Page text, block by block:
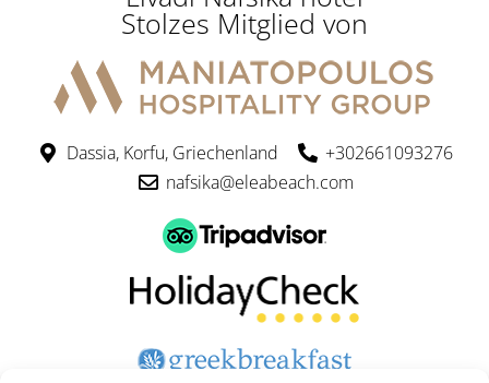
Stolzes Mitglied von
Dassia, Korfu, Griechenland
+302661093276
nafsika@eleabeach.com